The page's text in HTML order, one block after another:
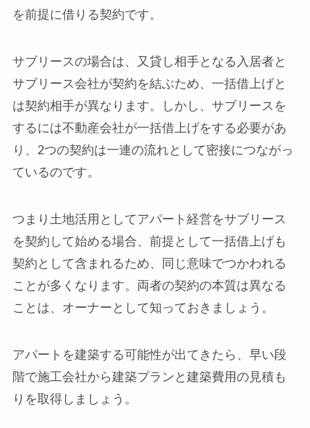
を前提に借りる契約です。
サブリースの場合は、又貸し相手となる入居者と
サブリース会社が契約を結ぶため、一括借上げと
は契約相手が異なります。しかし、サブリースを
するには不動産会社が一括借上げをする必要があ
り、2つの契約は一連の流れとして密接につながっ
ているのです。
つまり土地活用としてアパート経営をサブリース
を契約して始める場合、前提として一括借上げも
契約として含まれるため、同じ意味でつかわれる
ことが多くなります。両者の契約の本質は異なる
ことは、オーナーとして知っておきましょう。
アパートを建築する可能性が出てきたら、早い段
階で施工会社から建築プランと建築費用の見積も
りを取得しましょう。